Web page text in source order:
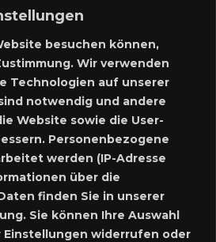
besuchen können,
Wir verwenden
Technologien auf unserer
notwendig und andere
Website sowie die User-
Personenbezogene
werden (IP-Adresse
über die
finden Sie in unserer
Sie können Ihre Auswahl
widerrufen oder